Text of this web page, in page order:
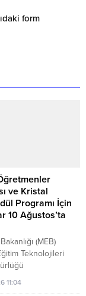
form
ve Kristal
Programı İçin
10 Ağustos’ta
(MEB)
Teknolojileri
“Yenilikçi
11:04